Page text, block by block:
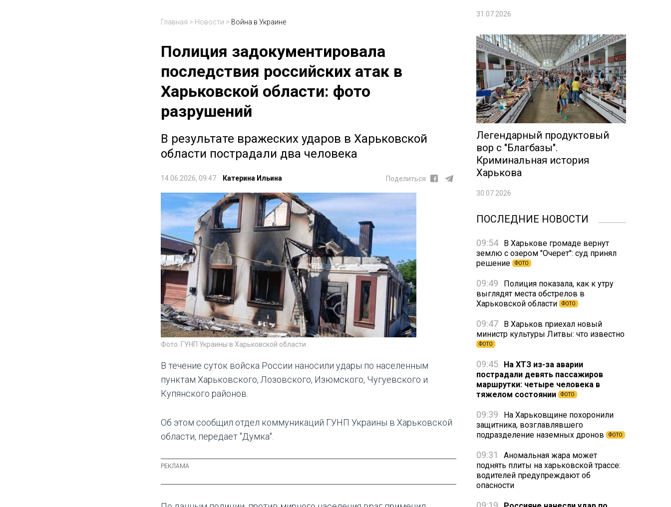
Главная > Новости > Война в Украине
Полиция задокументировала
последствия российских атак в
Харьковской области: фото
разрушений
В результате вражеских ударов в Харьковской
области пострадали два человека
14.06.2026, 09:47 Катерина Ильина Поделиться
Фото: ГУНП Украины в Харьковской области
В течение суток войска России наносили удары по населенным
пунктам Харьковского, Лозовского, Изюмского, Чугуевского и
Купянского районов.
Об этом сообщил отдел коммуникаций ГУНП Украины в Харьковской
области, передает "Думка".
31.07.2026
Легендарный продуктовый
вор с "Благбазы".
Криминальная история
Харькова
30.07.2026
ПОСЛЕДНИЕ НОВОСТИ
09:54
В Харькове громаде вернут
землю с озером "Очерет": суд принял
решение
ФОТО
09:49
Полиция показала, как к утру
выглядят места обстрелов в
Харьковской области
ФОТО
09:47
В Харьков приехал новый
министр культуры Литвы: что известно
ФОТО
09:45
На ХТЗ из-за аварии
пострадали девять пассажиров
маршрутки: четыре человека в
тяжелом состоянии
ФОТО
09:39
На Харьковщине похоронили
защитника, возглавлявшего
подразделение наземных дронов
ФОТО
09:31
Аномальная жара может
поднять плиты на харьковской трассе:
водителей предупреждают об
опасности